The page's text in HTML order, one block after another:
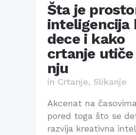
Šta je
inteligencija
dece i kako
crtanje utiče
nju
in Crtanje, Slikanje
Akcenat na
pored toga što se
razvija kreativna